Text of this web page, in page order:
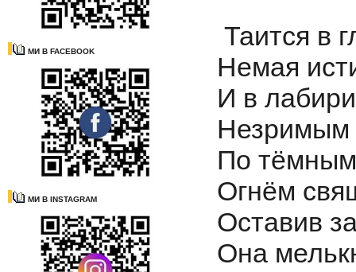
МИ В FACEBOOK
МИ В INSTAGRAM
Таится в
Немая
И в
Незримым
По
Огнём
Оставив
Она